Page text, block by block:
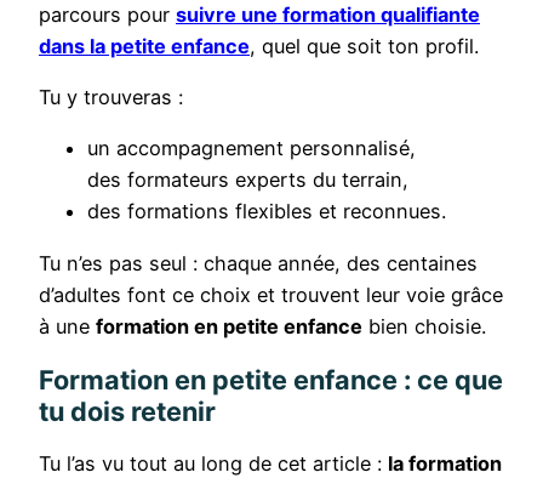
parcours pour suivre une formation qualifiante
dans la petite enfance, quel que soit ton profil.
Tu y trouveras :
un accompagnement personnalisé,
des formateurs experts du terrain,
des formations flexibles et reconnues.
Tu n’es pas seul : chaque année, des centaines
d’adultes font ce choix et trouvent leur voie grâce
à une formation en petite enfance bien choisie.
Formation en petite enfance : ce que
tu dois retenir
Tu l’as vu tout au long de cet article : la formation